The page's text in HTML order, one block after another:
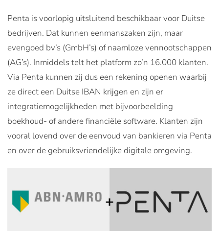
Penta is voorlopig uitsluitend beschikbaar voor Duitse
bedrijven. Dat kunnen eenmanszaken zijn, maar
evengoed bv’s (GmbH’s) of naamloze vennootschappen
(AG’s). Inmiddels telt het platform zo’n 16.000 klanten.
Via Penta kunnen zij dus een rekening openen waarbij
ze direct een Duitse IBAN krijgen en zijn er
integratiemogelijkheden met bijvoorbeelding
boekhoud- of andere financiële software. Klanten zijn
vooral lovend over de eenvoud van bankieren via Penta
en over de gebruiksvriendelijke digitale omgeving.